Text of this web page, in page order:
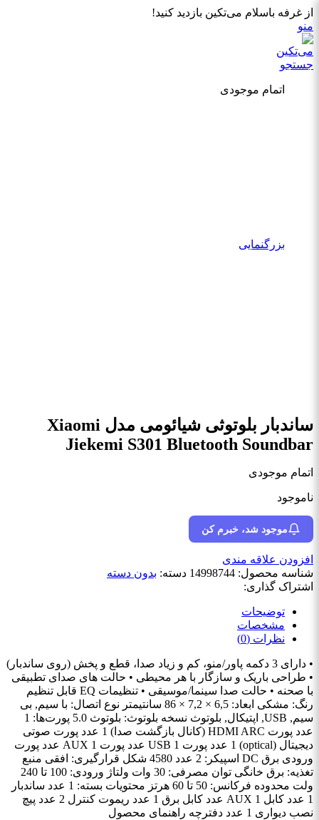
از غرفه باسلام می‌تکین بازدید کنید!
منو
جستجو
اتمام موجودی
بزرگنمایی
ساندبار بلوتوثی شیائومی مدل Xiaomi
Jiekemi S301 Bluetooth Soundbar
اتمام موجودی
ناموجود
موجود شد، خبرم کن
افزودن علاقه مندی
شناسه محصول: 14998744 دسته: بدون دسته
اشتراک گذاری:
توضیحات
مشخصات
نظرات (0)
• دارای 3 دکمه پاور/منو، کم و زیاد صدا، قطع و پخش (روی ساندبار)
• طراحی باریک و سازگار با هر محیطی • حالت های صدای تطبیقی ​​
با صحنه • حالت صدا سینما/موسیقی • تنظیمات EQ قابل تنظیم
رنگ: مشکی ابعاد: 6,5 × 7,2 × 86 سانتیمتر نوع اتصال: با سیم, بی
سیم, USB, اپتیکال, بلوتوث نسخه بلوتوث: بلوتوث 5.0 پورت‌ها: 1
عدد پورت HDMI ARC (کانال بازگشت صدا) 1 عدد پورت صوتی
دیجیتال (optical) 1 عدد پورت USB 1 عدد پورت AUX 1 عدد پورت
ورودی برق DC اسپیکر: 2 عدد 4580 شکل قرارگیری: افقی منبع
تغذیه: برق خانگی توان مصرفی: 30 وات ولتاژ ورودی: 100 تا 240
ولت محدوده فرکانس: 50 تا 60 هرتز محتویات بسته: 1 عدد ساندبار
1 عدد کابل AUX 1 عدد کابل برق 1 عدد ریموت کنترل 2 عدد پیچ
نصب دیواری 1 عدد دفترچه راهنمای محصول